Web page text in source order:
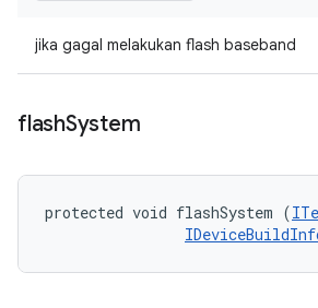
jika gagal melakukan flash baseband
flashSystem
protected void flashSystem (